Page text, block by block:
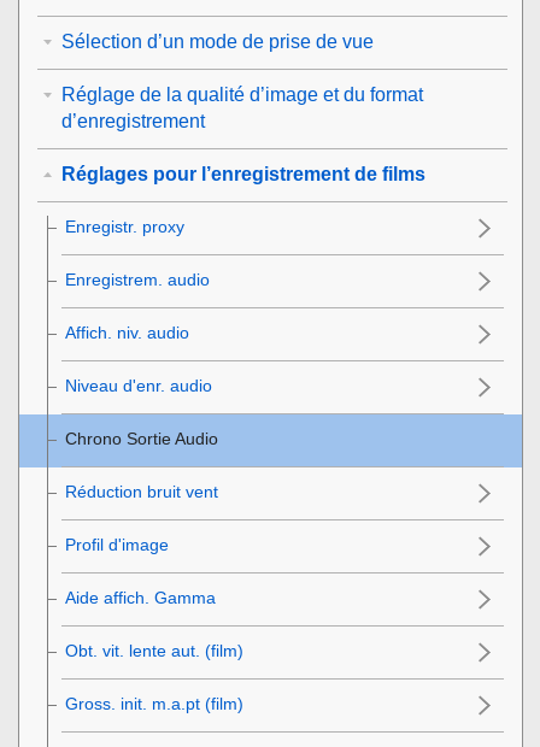
Sélection d’un mode de prise de vue
Réglage de la qualité d’image et du format
d’enregistrement
Réglages pour l’enregistrement de films
Enregistr. proxy
Enregistrem. audio
Affich. niv. audio
Niveau d'enr. audio
Chrono Sortie Audio
Réduction bruit vent
Profil d'image
Aide affich. Gamma
Obt. vit. lente aut. (film)
Gross. init. m.a.pt (film)